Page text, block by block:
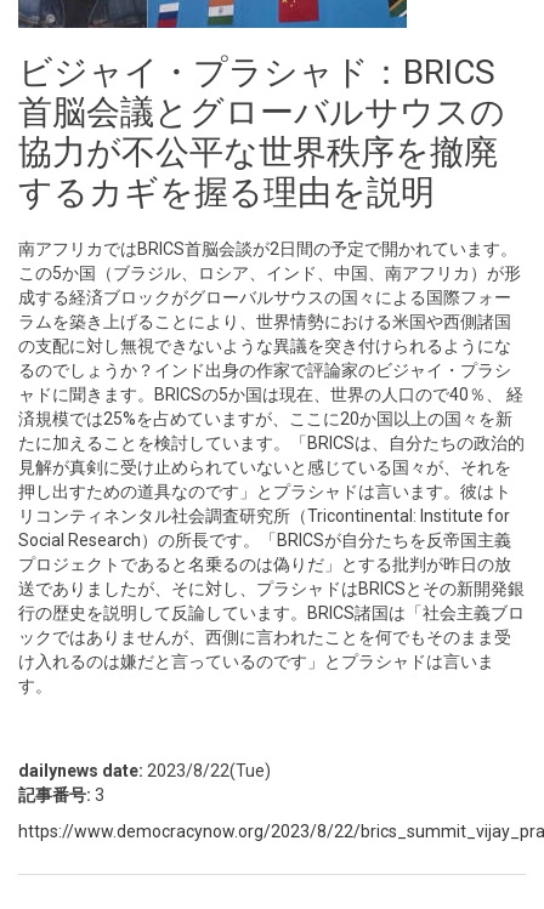
ビジャイ・プラシャド：BRICS
首脳会議とグローバルサウスの
協力が不公平な世界秩序を撤廃
するカギを握る理由を説明
南アフリカではBRICS首脳会談が2日間の予定で開かれています。
この5か国（ブラジル、ロシア、インド、中国、南アフリカ）が形
成する経済ブロックがグローバルサウスの国々による国際フォー
ラムを築き上げることにより、世界情勢における米国や西側諸国
の支配に対し無視できないような異議を突き付けられるようにな
るのでしょうか？インド出身の作家で評論家のビジャイ・プラシ
ャドに聞きます。BRICSの5か国は現在、世界の人口ので40％、 経
済規模では25%を占めていますが、ここに20か国以上の国々を新
たに加えることを検討しています。「BRICSは、自分たちの政治的
見解が真剣に受け止められていないと感じている国々が、それを
押し出すための道具なのです」とプラシャドは言います。彼はト
リコンティネンタル社会調査研究所（Tricontinental: Institute for
Social Research）の所長です。「BRICSが自分たちを反帝国主義
プロジェクトであると名乗るのは偽りだ」とする批判が昨日の放
送でありましたが、そに対し、プラシャドはBRICSとその新開発銀
行の歴史を説明して反論しています。BRICS諸国は「社会主義ブロ
ックではありませんが、西側に言われたことを何でもそのまま受
け入れるのは嫌だと言っているのです」とプラシャドは言いま
す。
dailynews date: 2023/8/22(Tue)
記事番号: 3
https://www.democracynow.org/2023/8/22/